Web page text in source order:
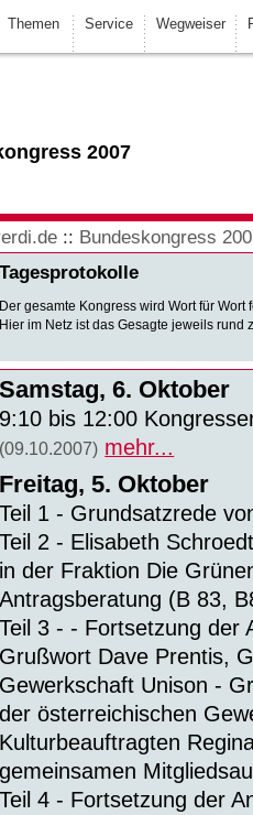
Themen Service Wegweiser
2007
:: Bundeskongress
Tagesprotokolle
Der gesamte Kongress wird Wort für
Hier im Netz ist das Gesagte jeweils
Samstag, 6. Oktober
9:10 bis 12:00
(09.10.2007) mehr...
Freitag, 5. Oktober
Teil 1 - Grundsatzrede
Teil 2 - Elisabeth
in der Fraktion Die
Antragsberatung (B 83,
Teil 3 - - Fortsetzung der
Grußwort Dave Prentis,
Gewerkschaft Unison -
der österreichischen
Kulturbeauftragten
gemeinsamen
Teil 4 - Fortsetzung der